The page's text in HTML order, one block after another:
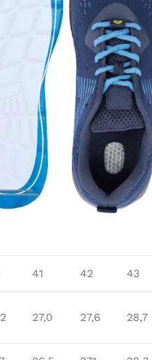
41 42 43
27,0 27,6 28,7